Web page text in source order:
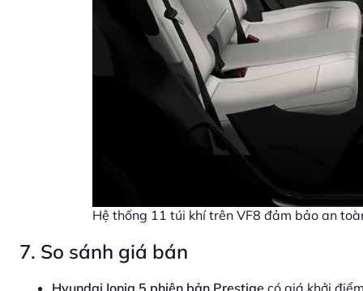
Hệ thống 11 túi khí trên VF8 đảm bảo an
7. So sánh giá bán
Hyundai Ioniq 5 phiên bản Prestige có giá khởi